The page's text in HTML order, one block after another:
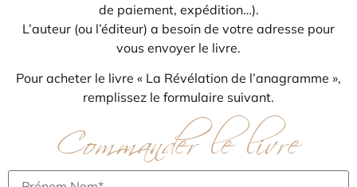
de paiement, expédition…).
L’auteur (ou l’éditeur) a besoin de votre adresse pour
vous envoyer le livre.
Pour acheter le livre « La Révélation de l’anagramme »,
remplissez le formulaire suivant.
Commander le livre